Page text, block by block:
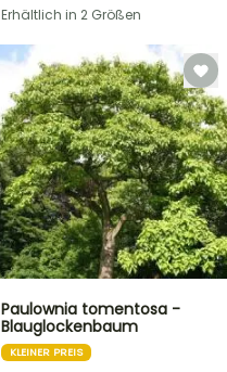
Erhältlich in 2 Größen
Paulownia tomentosa -
Blauglockenbaum
KLEINER PREIS